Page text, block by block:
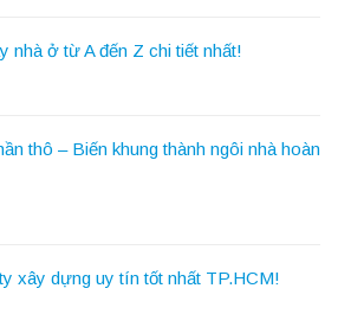
nhà ở từ A đến Z chi tiết nhất!
thô – Biến khung thành ngôi nhà hoàn
xây dựng uy tín tốt nhất TP.HCM!